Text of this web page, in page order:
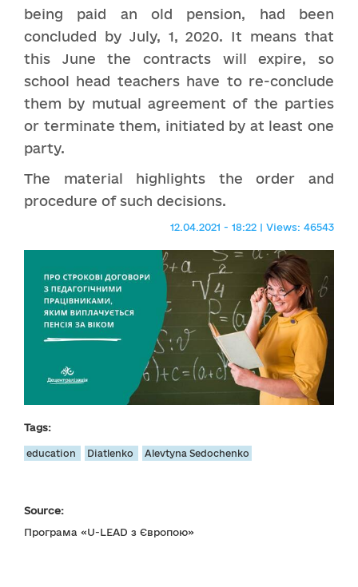
being paid an old pension, had been
concluded by July, 1, 2020. It means that
this June the contracts will expire, so
school head teachers have to re-conclude
them by mutual agreement of the parties
or terminate them, initiated by at least one
party.
The material highlights the order and
procedure of such decisions.
12.04.2021 - 18:22 | Views: 46543
Tags:
education Diatlenko Alevtyna Sedochenko
Source:
Програма «U-LEAD з Європою»